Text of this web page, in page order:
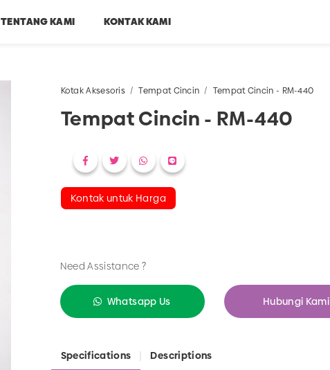
TENTANG KAMI KONTAK KAMI
Kotak Aksesoris Tempat Cincin Tempat Cincin - RM-440
Tempat Cincin - RM-440
Kontak untuk Harga
Need Assistance ?
Whatsapp Us Hubungi Kami
Specifications Descriptions